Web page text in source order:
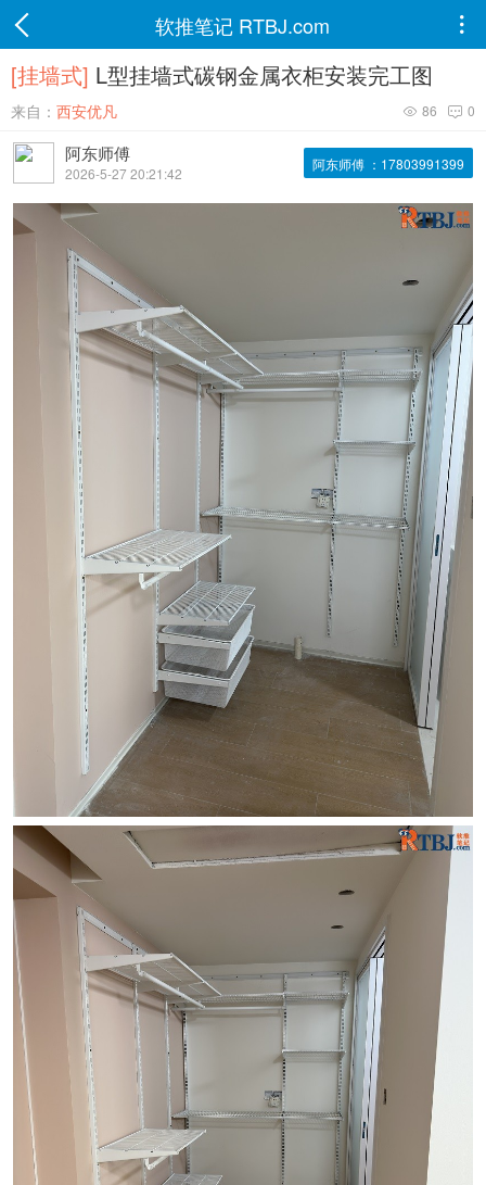
软推笔记 RTBJ.com 
[挂墙式] L型挂墙式碳钢金属衣柜安装完工图
来自： 西安优凡  0
 86
阿东师傅
2026-5-27 20:21:42
阿东师傅 ：17803991399